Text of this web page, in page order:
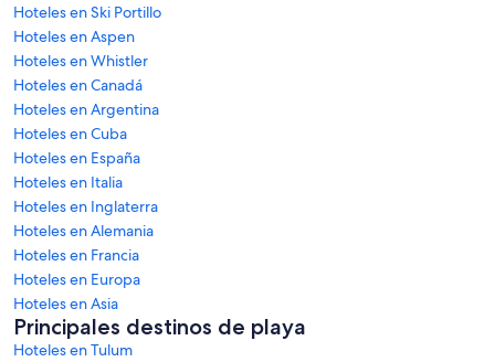
Hoteles en Ski Portillo
Hoteles en Aspen
Hoteles en Whistler
Hoteles en Canadá
Hoteles en Argentina
Hoteles en Cuba
Hoteles en España
Hoteles en Italia
Hoteles en Inglaterra
Hoteles en Alemania
Hoteles en Francia
Hoteles en Europa
Hoteles en Asia
Principales destinos de playa
Hoteles en Tulum